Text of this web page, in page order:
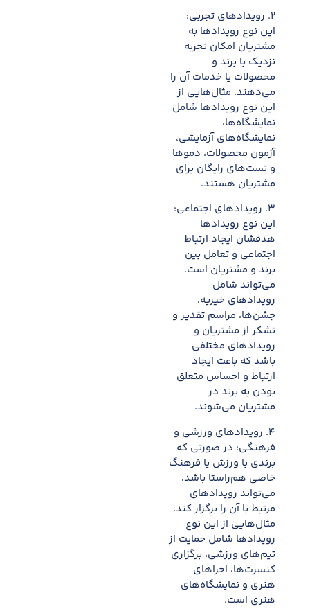
۲. رویدادهای تجربی:
این نوع رویدادها به
مشتریان امکان تجربه
نزدیک با برند و
محصولات یا خدمات آن را
می‌دهند. مثال‌هایی از
این نوع رویدادها شامل
نمایشگاه‌ها،
نمایشگاه‌های آزمایشی،
آزمون محصولات، دموها
و تست‌های رایگان برای
مشتریان هستند.
۳. رویدادهای اجتماعی:
این نوع رویدادها
هدفشان ایجاد ارتباط
اجتماعی و تعامل بین
برند و مشتریان است.
می‌تواند شامل
رویدادهای خیریه،
جشن‌ها، مراسم تقدیر و
تشکر از مشتریان و
رویدادهای مختلفی
باشد که باعث ایجاد
ارتباط و احساس متعلق
بودن به برند در
مشتریان می‌شوند.
۴. رویدادهای ورزشی و
فرهنگی: در صورتی که
برندی با ورزش یا فرهنگ
خاصی هم‌راستا باشد،
می‌تواند رویدادهای
مرتبط با آن را برگزار کند.
مثال‌هایی از این نوع
رویدادها شامل حمایت از
تیم‌های ورزشی، برگزاری
کنسرت‌ها، اجراهای
هنری و نمایشگاه‌های
هنری است.